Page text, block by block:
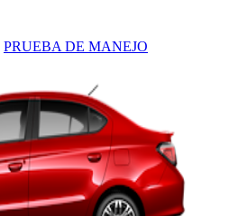
PRUEBA DE MANEJO